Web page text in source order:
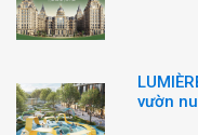
vườn